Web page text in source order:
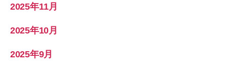
2025年11月
2025年10月
2025年9月